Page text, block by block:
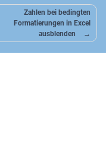
Zahlen bei bedingten
Formatierungen in Excel
ausblenden